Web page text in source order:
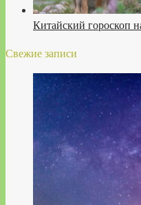
Китайский гороскоп
Свежие записи